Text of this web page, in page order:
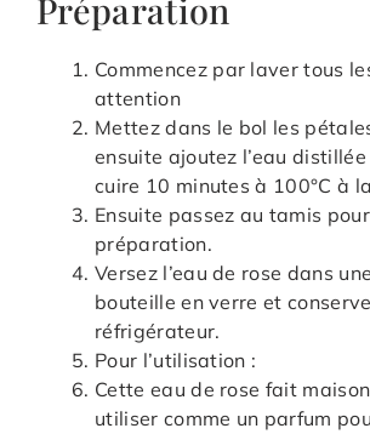
Préparation
Commencez par laver tous
attention
Mettez dans le bol les
ensuite ajoutez l’eau
cuire 10 minutes à 100°C à
Ensuite passez au tamis
préparation.
Versez l’eau de rose dans
bouteille en verre et
réfrigérateur.
Pour l’utilisation :
Cette eau de rose fait
utiliser comme un parfum